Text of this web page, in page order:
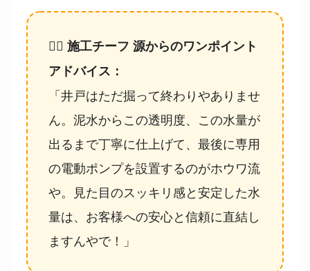
👷‍♂️ 施工チーフ 源からのワンポイント
アドバイス：
「井戸はただ掘って終わりやありませ
ん。泥水からこの透明度、この水量が
出るまで丁寧に仕上げて、最後に専用
の電動ポンプを設置するのがホウワ流
や。見た目のスッキリ感と安定した水
量は、お客様への安心と信頼に直結し
ますんやで！」